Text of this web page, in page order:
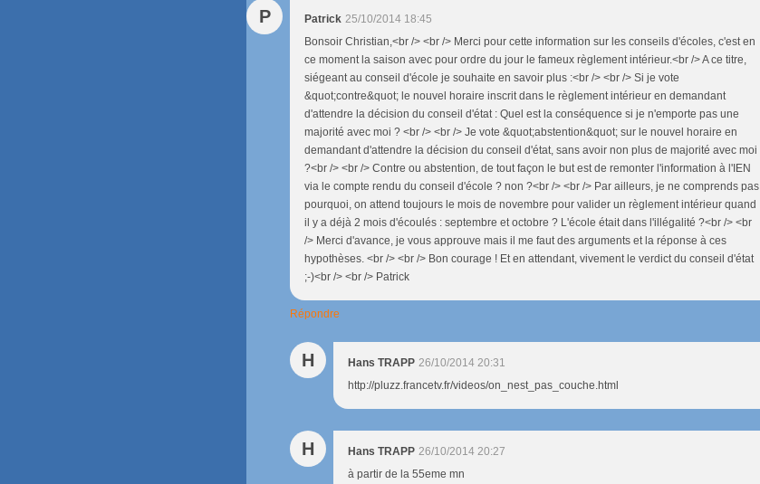
P Patrick 25/10/2014 18:45
Bonsoir Christian,<br /> <br /> Merci pour cette information sur les conseils d'écoles, c'est en
ce moment la saison avec pour ordre du jour le fameux règlement intérieur.<br /> A ce titre,
siégeant au conseil d'école je souhaite en savoir plus :<br /> <br /> Si je vote
&quot;contre&quot; le nouvel horaire inscrit dans le règlement intérieur en demandant
d'attendre la décision du conseil d'état : Quel est la conséquence si je n'emporte pas une
majorité avec moi ? <br /> <br /> Je vote &quot;abstention&quot; sur le nouvel horaire en
demandant d'attendre la décision du conseil d'état, sans avoir non plus de majorité avec moi
?<br /> <br /> Contre ou abstention, de tout façon le but est de remonter l'information à l'IEN
via le compte rendu du conseil d'école ? non ?<br /> <br /> Par ailleurs, je ne comprends pas
pourquoi, on attend toujours le mois de novembre pour valider un règlement intérieur quand
il y a déjà 2 mois d'écoulés : septembre et octobre ? L'école était dans l'illégalité ?<br /> <br
/> Merci d'avance, je vous approuve mais il me faut des arguments et la réponse à ces
hypothèses. <br /> <br /> Bon courage ! Et en attendant, vivement le verdict du conseil d'état
;-)<br /> <br /> Patrick
Répondre
H Hans TRAPP 26/10/2014 20:31
http://pluzz.francetv.fr/videos/on_nest_pas_couche.html
H Hans TRAPP 26/10/2014 20:27
à partir de la 55eme mn